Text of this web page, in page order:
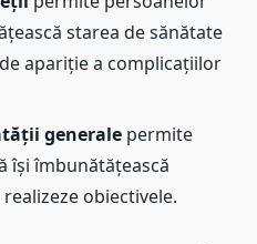
starea de sănătate
apariție a complicațiilor
generale permite
își îmbunătățească
obiectivele.